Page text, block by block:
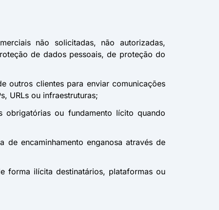
não solicitadas, não autorizadas,
de dados pessoais, de proteção do
outros clientes para enviar comunicações
URLs ou infraestruturas;
ou fundamento lícito quando
encaminhamento enganosa através de
forma ilícita destinatários, plataformas ou